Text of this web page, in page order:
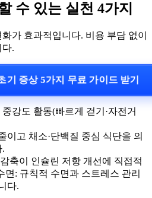
수 있는 실천 4가지
가 효과적입니다. 비용 부담 없이
.
기 증상 5가지 무료 가이드 받기
강도 활동(빠르게 걷기·자전거
이고 채소·단백질 중심 식단을 의
.
축이 인슐린 저항 개선에 직접적
면: 규칙적 수면과 스트레스 관리
다.